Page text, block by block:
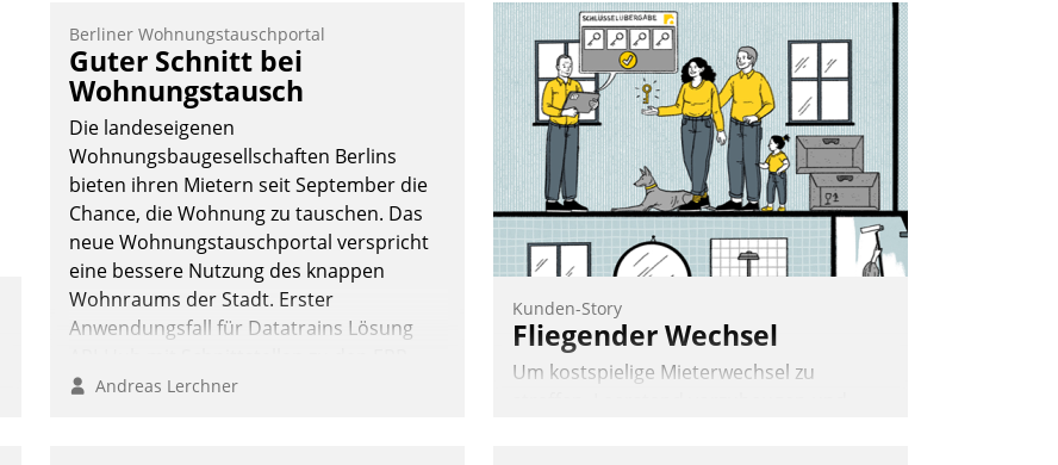
verspricht das aktuelle Cockpit für mobile
Mitarbeiter von Datatrain. Die meravis
Wohnungsbau- und Immobilien GmbH
hat sich dabei für den Betrieb der Lösung
über die SAP Cloud Platform entschieden
- als erstes Unternehmen am
Wohnungsmarkt.
Andreas Lerchner
Berliner Wohnungstauschportal
Guter Schnitt bei
Wohnungstausch
Die landeseigenen
Wohnungsbaugesellschaften Berlins
bieten ihren Mietern seit September die
Chance, die Wohnung zu tauschen. Das
neue Wohnungstauschportal verspricht
eine bessere Nutzung des knappen
Wohnraums der Stadt. Erster
Anwendungsfall für Datatrains Lösung
Systemen der Unternehmen.
Andreas Lerchner
Kunden-Story
Fliegender Wechsel
Um kostspielige Mieterwechsel zu